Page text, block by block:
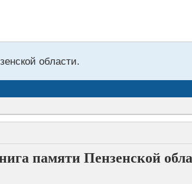
области.
памяти Пензенской